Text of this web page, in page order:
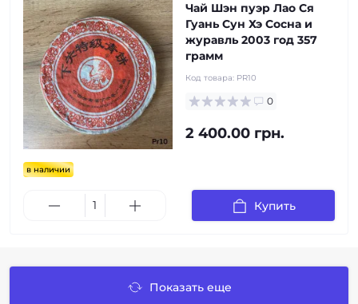
в наличии
Чай Шэн пуэр Лао Ся
Гуань Сун Хэ Сосна и
журавль 2003 год 357
грамм
Код товара: PR10
0
2 400.00 грн.
Купить
Показать еще